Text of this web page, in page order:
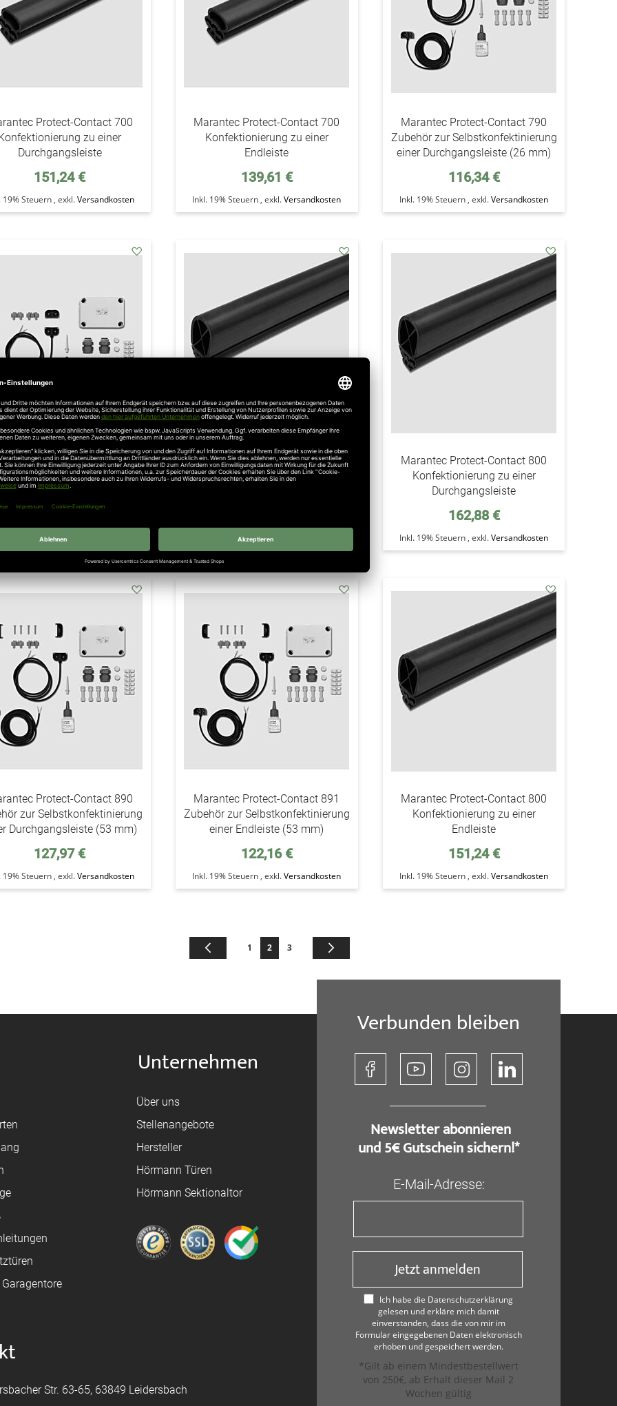
Protect-Contact 700
zu einer
Durchgangsleiste
151,24 €
19% Steuern , exkl.Versandkosten
Marantec Protect-Contact 700
Konfektionierung zu einer
Endleiste
139,61 €
Inkl. 19% Steuern ,exkl.Versandkosten
Marantec Protect-Contact 790
Zubehör zur Selbstkonfektinierung
einer Durchgangsleiste (26 mm)
116,34 €
Inkl. 19% Steuern ,exkl.Versandkosten
Protect-Contact 791
zur Selbstkonfektinierung
einer Endleiste (26 mm)
19% Steuern,exkl.
addAuf
den
Wunschzettel
Marantec Protect-Contact 800
Kontaktleistenprofil (53 mm)
addAuf
den
Wunschzettel
Marantec Protect-Contact 800
Konfektionierung zu einer
Durchgangsleiste
162,88 €
Inkl. 19% Steuern ,exkl.Versandkosten
Protect-Contact 890
zur Selbstkonfektinierung
Durchgangsleiste (53 mm)
127,97 €
19% Steuern , exkl.Versandkosten
Marantec Protect-Contact 891
Zubehör zur Selbstkonfektinierung
einer Endleiste (53 mm)
122,16 €
Inkl. 19% Steuern ,exkl.Versandkosten
addAuf
den
Wunschzettel
Marantec Protect-Contact 800
Konfektionierung zu einer
Endleiste
151,24 €
Inkl. 19% Steuern ,exkl.Versandkosten
Seite ZurückSeite
1 Sie lesen gerade die Seite
2 Seite
3
Unternehmen
Über uns
Stellenangebote
Hersteller
Hörmann Türen
Hörmann Sektionaltor
Str. 63-65, 63849 Leidersbach
Verbunden bleiben
​ Newsletter abonnieren
und 5€ Gutschein sichern!*
E-Mail-Adresse:
Jetzt anmelden
Ich habe die Datenschutzerklärung
gelesen und erkläre mich damit
einverstanden, dass die von mir im
Formular eingegebenen Daten elektronisch
erhoben und gespeichert werden.
*Gilt ab einem Mindestbestellwert
von 250€, ab Erhalt dieser Mail 2
Wochen gültig